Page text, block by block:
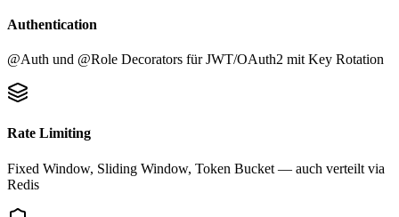
Authentication
@Auth und @Role Decorators für JWT/OAuth2 mit Key Rotation
Rate Limiting
Fixed Window, Sliding Window, Token Bucket — auch verteilt via
Redis